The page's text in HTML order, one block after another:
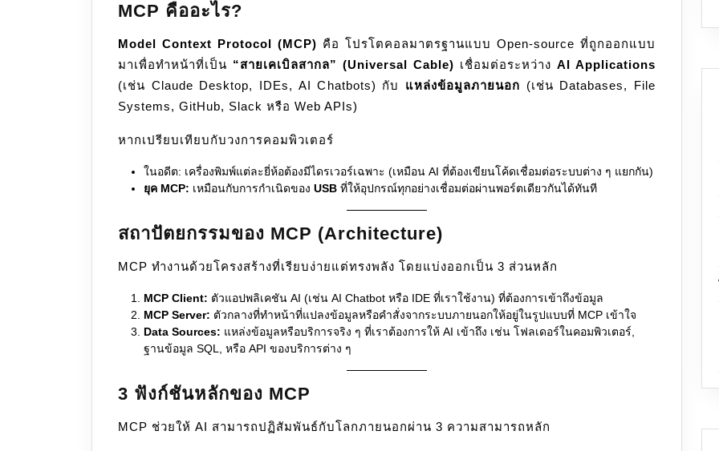
MCP คืออะไร?
Model Context Protocol (MCP) คือ โปรโตคอลมาตรฐานแบบ Open-source ที่ถูกออกแบบ
มาเพื่อทำหน้าที่เป็น “สายเคเบิลสากล” (Universal Cable) เชื่อมต่อระหว่าง AI Applications
(เช่น Claude Desktop, IDEs, AI Chatbots) กับ แหล่งข้อมูลภายนอก (เช่น Databases, File
Systems, GitHub, Slack หรือ Web APIs)
หากเปรียบเทียบกับวงการคอมพิวเตอร์
ในอดีต: เครื่องพิมพ์แต่ละยี่ห้อต้องมีไดรเวอร์เฉพาะ (เหมือน AI ที่ต้องเขียนโค้ดเชื่อมต่อระบบต่าง ๆ แยกกัน)
ยุค MCP: เหมือนกับการกำเนิดของ USB ที่ให้อุปกรณ์ทุกอย่างเชื่อมต่อผ่านพอร์ตเดียวกันได้ทันที
สถาปัตยกรรมของ MCP (Architecture)
MCP ทำงานด้วยโครงสร้างที่เรียบง่ายแต่ทรงพลัง โดยแบ่งออกเป็น 3 ส่วนหลัก
MCP Client: ตัวแอปพลิเคชัน AI (เช่น AI Chatbot หรือ IDE ที่เราใช้งาน) ที่ต้องการเข้าถึงข้อมูล
MCP Server: ตัวกลางที่ทำหน้าที่แปลงข้อมูลหรือคำสั่งจากระบบภายนอกให้อยู่ในรูปแบบที่ MCP เข้าใจ
Data Sources: แหล่งข้อมูลหรือบริการจริง ๆ ที่เราต้องการให้ AI เข้าถึง เช่น โฟลเดอร์ในคอมพิวเตอร์,
ฐานข้อมูล SQL, หรือ API ของบริการต่าง ๆ
3 ฟังก์ชันหลักของ MCP
MCP ช่วยให้ AI สามารถปฏิสัมพันธ์กับโลกภายนอกผ่าน 3 ความสามารถหลัก